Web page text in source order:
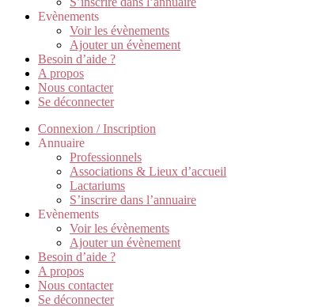
Evènements
Voir les évènements
Ajouter un évènement
Besoin d’aide ?
A propos
Nous contacter
Se déconnecter
Connexion / Inscription
Annuaire
Professionnels
Associations & Lieux d’accueil
Lactariums
S’inscrire dans l’annuaire
Evènements
Voir les évènements
Ajouter un évènement
Besoin d’aide ?
A propos
Nous contacter
Se déconnecter